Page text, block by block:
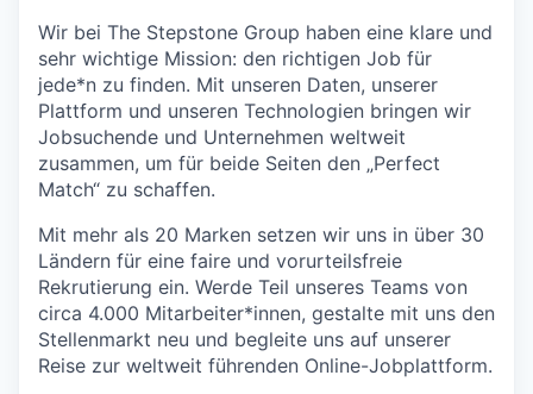
Wir bei The Stepstone Group haben eine klare und
sehr wichtige Mission: den richtigen Job für
jede*n zu finden. Mit unseren Daten, unserer
Plattform und unseren Technologien bringen wir
Jobsuchende und Unternehmen weltweit
zusammen, um für beide Seiten den „Perfect
Match“ zu schaffen.
Mit mehr als 20 Marken setzen wir uns in über 30
Ländern für eine faire und vorurteilsfreie
Rekrutierung ein. Werde Teil unseres Teams von
circa 4.000 Mitarbeiter*innen, gestalte mit uns den
Stellenmarkt neu und begleite uns auf unserer
Reise zur weltweit führenden Online-Jobplattform.